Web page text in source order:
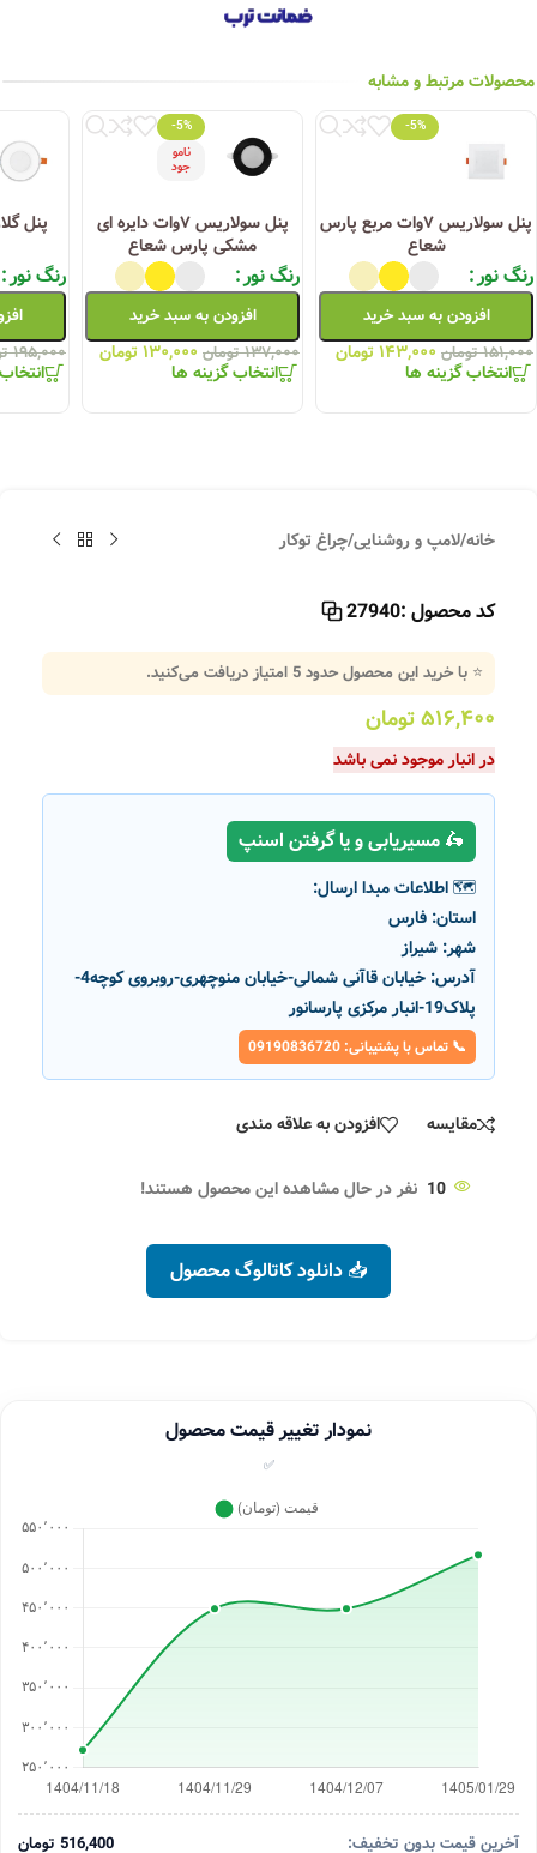
محصولات مرتبط و مشابه
-5%
پنل سولاریس ۷وات مربع پارس
شعاع
رنگ نور
افزودن به سبد خرید
۱۵۱,۰۰۰ تومان ۱۴۳,۰۰۰ تومان
انتخاب گزینه ها
-5%
نامو
جود
پنل سولاریس ۷وات دایره ای
مشکی پارس شعاع
رنگ نور
افزودن به سبد خرید
۱۳۷,۰۰۰ تومان ۱۳۰,۰۰۰ تومان
انتخاب گزینه ها
رنگ نور
۱۹۵,۰۰۰
خانه/لامپ و روشنایی/چراغ توکار
کد محصول :27940
⭐ با خرید این محصول حدود5 امتیاز دریافت می‌کنید.
۵۱۶,۴۰۰تومان
در انبار موجود نمی باشد
🛵 مسیریابی و یا گرفتن اسنپ
🗺️ اطلاعات مبدا ارسال:
استان: فارس
شهر: شیراز
آدرس:
خیابان قاآنی شمالی-خیابان منوچهری-روبروی کوچه4-
پلاک19-انبار مرکزی پارسانور
📞 تماس با پشتیبانی: 09190836720
مقایسه افزودن به علاقه مندی
10 نفر در حال مشاهده این محصول هستند!
📥 دانلود کاتالوگ محصول
نمودار تغییر قیمت محصول
✅
آخرین قیمت بدون تخفیف: 516,400 تومان